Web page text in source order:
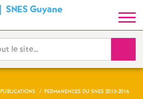
SNES GuyaneS
y
n
d
PUBLICATIONS PERMANENCES DU SNES 2015-2016